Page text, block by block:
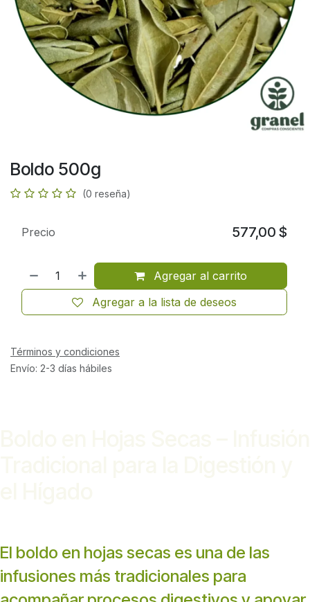
Boldo 500g
(0 reseña)
Agregar al carrito
Agregar a la lista de deseos
Precio 577,00 $
Términos y condiciones
Envío: 2-3 días hábiles
El boldo en hojas secas es una de las
infusiones más tradicionales para